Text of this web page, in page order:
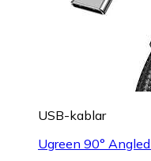
USB-kablar
Ugreen 90°